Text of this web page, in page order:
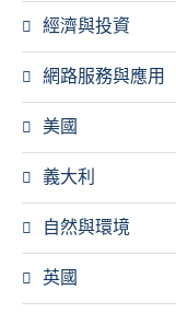
經濟與投資
網路服務與應用
美國
義大利
自然與環境
英國